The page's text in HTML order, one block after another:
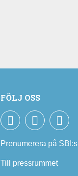
FÖLJ OSS
Facebook
LinkedIn
Prenumerera på
Till pressrummet